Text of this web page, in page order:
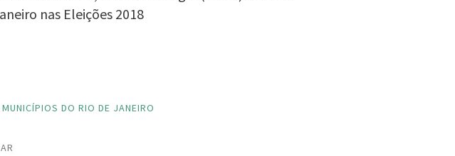
nas Eleições 2018
MUNICÍPIOS DO RIO DE JANEIRO